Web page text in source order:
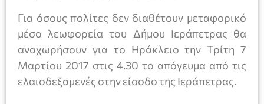
Για όσους πολίτες δεν διαθέτουν μεταφορικό
μέσο λεωφορεία του Δήμου Ιεράπετρας θα
αναχωρήσουν για το Ηράκλειο την Τρίτη 7
Μαρτίου 2017 στις 4.30 το απόγευμα από τις
ελαιοδεξαμενές στην είσοδο της Ιεράπετρας.